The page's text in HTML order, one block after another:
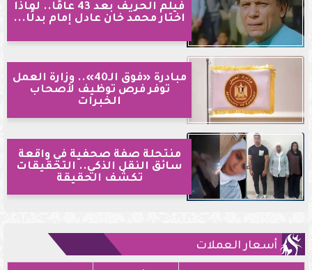
فيلم الحريف بعد 43 عامًا.. لماذا
اختار محمد خان عادل إمام بدلًا...
مبادرة «فوق الـ40».. وزارة العمل
توفر فرص توظيف لأصحاب
الخبرات
منتحلة صفة صحفية في واقعة
سائق النقل الذكي.. التحقيقات
تكشف الحقيقة
أسعار العملات